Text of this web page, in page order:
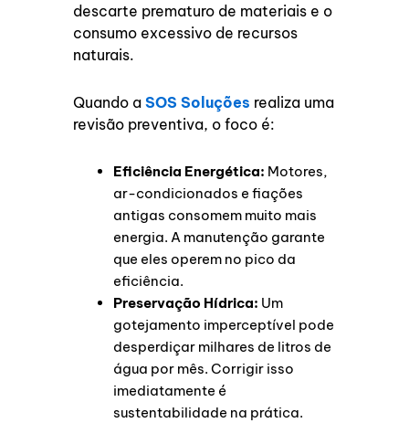
descarte prematuro de materiais e o
consumo excessivo de recursos
naturais.
Quando aSOS Soluções realiza uma
revisão preventiva, o foco é:
Eficiência Energética: Motores,
ar-condicionados e fiações
antigas consomem muito mais
energia. A manutenção garante
que eles operem no pico da
eficiência.
Preservação Hídrica: Um
gotejamento imperceptível pode
desperdiçar milhares de litros de
água por mês. Corrigir isso
imediatamente é
sustentabilidade na prática.